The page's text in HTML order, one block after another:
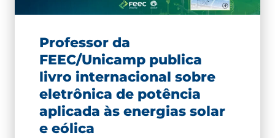
Professor da
FEEC/Unicamp publica
livro internacional sobre
eletrônica de potência
aplicada às energias solar
e eólica